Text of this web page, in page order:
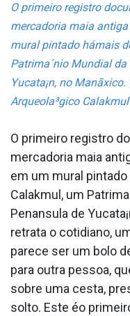
O primeiro registro
mercadoria maia
mural pintado hámais
Patrima´nio Mundial da
Yucata¡n, no
Arqueola³gico Calakmul
O primeiro registro
mercadoria maia
em um mural
Calakmul, um
Pena­nsula de
retrata o cotidiano,
parece ser um bolo
para outra pessoa,
sobre uma cesta,
solto. Este éo